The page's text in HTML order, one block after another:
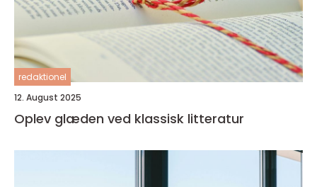
redaktionel
12. August 2025
Oplev glæden ved klassisk litteratur